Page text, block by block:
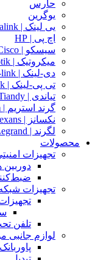
حارس
یوگرین
یی لینک | Yealink
اچ پی | HP
سیسکو | Cisco
میکروتیک | Mikrotik
دی-لینک | D-link
تی پی-لینک | TP-Link
تیاندی | Tiandy
گرند استریم | Grandstream
نکسانز | Nexans
لگرند | Legrand
محصولات
تجهیزات
دوربین
تجهیزات
تلفن
لوازم جانبی
پاوربانک